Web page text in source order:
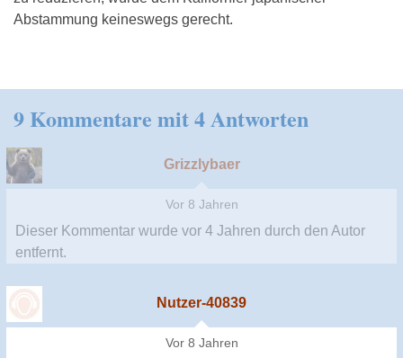
Abstammung keineswegs gerecht.
9 Kommentare mit 4 Antworten
Grizzlybaer
Vor 8 Jahren
Dieser Kommentar wurde vor 4 Jahren durch den Autor
entfernt.
Nutzer-40839
Vor 8 Jahren